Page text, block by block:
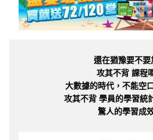
還在猶豫要不要
攻其不背 課程
大數據的時代，不能空
攻其不背 學員的學習統
驚人的學習成